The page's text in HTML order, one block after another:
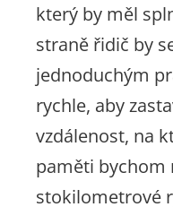
který by měl
straně řidič by
jednoduchým
rychle, aby
vzdálenost, na
paměti bychom
stokilometrové